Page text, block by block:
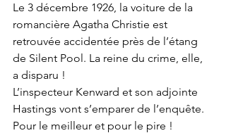
Le 3 décembre 1926, la voiture de la
romancière Agatha Christie est
retrouvée accidentée près de l’étang
de Silent Pool. La reine du crime, elle,
a disparu !
L’inspecteur Kenward et son adjointe
Hastings vont s’emparer de l’enquête.
Pour le meilleur et pour le pire !